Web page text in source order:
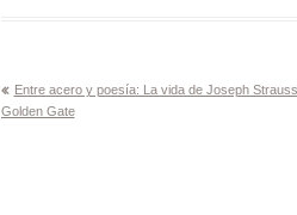
Navegación
de
Entre acero y poesía: La vida de Joseph
Golden Gate